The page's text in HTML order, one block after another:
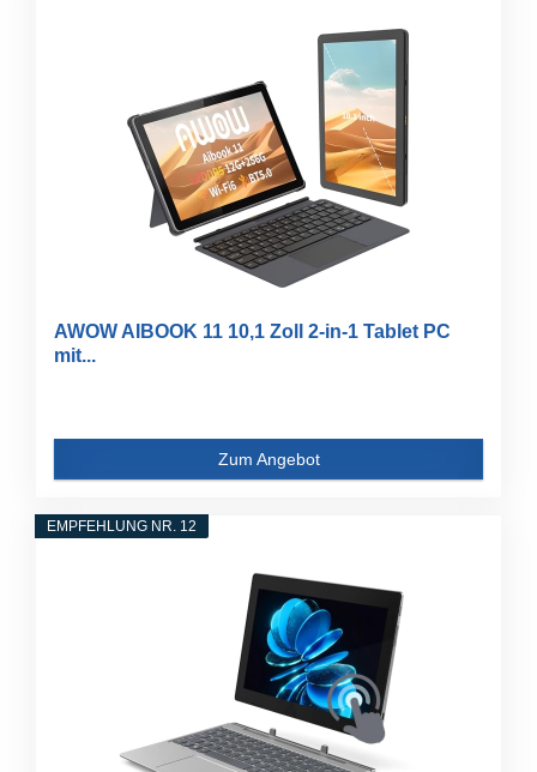
AWOW AIBOOK 11 10,1 Zoll 2-in-1 Tablet PC
mit...
Zum Angebot
EMPFEHLUNG NR. 12